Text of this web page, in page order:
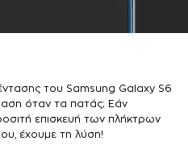
του Samsung Galaxy S6
όταν τα πατάς; Εάν
επισκευή των πλήκτρων
έχουμε τη λύση!